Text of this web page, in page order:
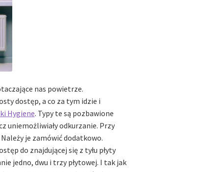
nas powietrze.
dostęp, a co za tym idzie i
Hygiene. Typy te są pozbawione
uniemożliwiały odkurzanie. Przy
je zamówić dodatkowo.
do znajdującej się z tyłu płyty
jedno, dwu i trzy płytowej. I tak jak